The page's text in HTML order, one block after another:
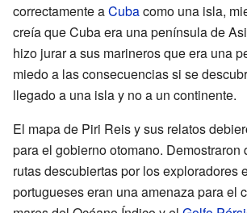
correctamente aCubacomo una isla,
creía que Cuba era una península de
hizo jurar a sus marineros que era una
miedo a las consecuencias si se
llegado a una isla y no a un continente.
El mapa de Piri Reis y sus relatos
para el gobierno otomano. Demostraron
rutas descubiertas por los exploradores
portugueses eran una amenaza para el